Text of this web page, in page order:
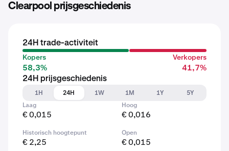
Clearpool prijsgeschiedenis
24H trade-activiteit
Kopers
58,3%
Verkopers
41,7%
24H prijsgeschiedenis
1H
24H 1W 1M 1Y
5Y
Laag
€ 0,015
Hoog
€ 0,016
Historisch hoogtepunt
€ 2,25
Open
€ 0,015